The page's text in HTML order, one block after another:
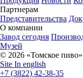
Партнерам
Представительства
О компании
Завод сегодня
Музей
© 2026 «Томское пиво»
Site In english
+7 (3822) 42-38-35